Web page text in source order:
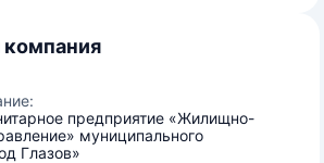
предприятие «Жилищно-
муниципального
Глазов»